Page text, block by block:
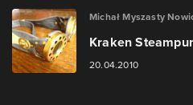
Michał Myszasty
Kraken
20.04.2010